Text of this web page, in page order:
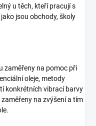
u těch, kteří pracují s
jsou obchody, školy
zaměřeny na pomoc při
oleje, metody
konkrétních vibrací barvy
na zvýšení a tím